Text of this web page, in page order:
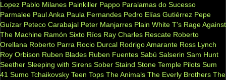
Lopez Pablo Milanes Painkiller Pappo Paralamas do Sucesso
Parmalee Paul Anka Paula Fernandes Pedro Elías Gutiérrez Pepe
Guízar Peteco Carabajal Peter Manjarres Plain White T's Rage Against
The Machine Ramón Sixto Ríos Ray Charles Rescate Roberto
Orellana Roberto Parra Rocio Durcal Rodrigo Amarante Ross Lynch
Roy Orbison Ruben Blades Ruben Fuentes Sabú Salserin Sam Hunt
Seether Sleeping with Sirens Sober Staind Stone Temple Pilots Sum
41 Sumo Tchaikovsky Teen Tops The Animals The Everly Brothers The